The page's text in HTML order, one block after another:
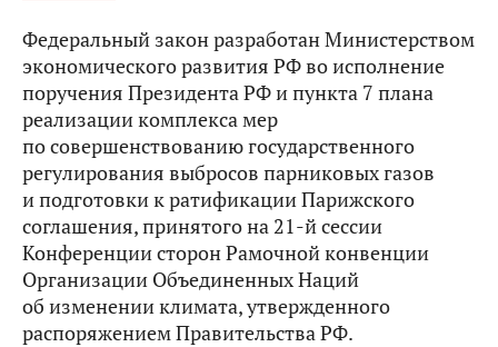
Федеральный закон разработан Министерством
экономического развития РФ во исполнение
поручения Президента РФ и пункта 7 плана
реализации комплекса мер
по совершенствованию государственного
регулирования выбросов парниковых газов
и подготовки к ратификации Парижского
соглашения, принятого на 21-й сессии
Конференции сторон Рамочной конвенции
Организации Объединенных Наций
об изменении климата, утвержденного
распоряжением Правительства РФ.